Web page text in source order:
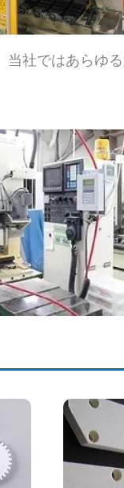
社ではあらゆ